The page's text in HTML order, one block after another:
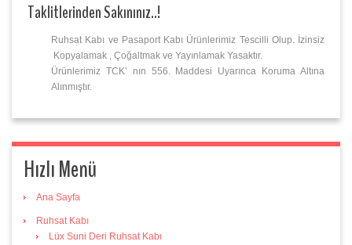
Taklitlerinden Sakınınız..!
Ruhsat Kabı ve Pasaport Kabı Ürünlerimiz Tescilli Olup. İzinsiz
Kopyalamak , Çoğaltmak ve Yayınlamak Yasaktır.
Ürünlerimiz TCK’ nın 556. Maddesi Uyarınca Koruma Altına
Alınmıştır.
Hızlı Menü
Ana Sayfa
Ruhsat Kabı
Lüx Suni Deri Ruhsat Kabı